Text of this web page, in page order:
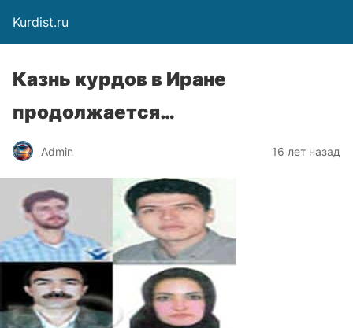
Kurdist.ru
Казнь курдов в Иране
продолжается…
Admin 16 лет назад